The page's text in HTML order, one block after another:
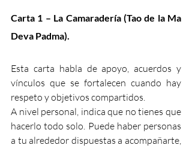
Carta 1 – La Camaradería (Tao de la Ma
Deva Padma).
Esta carta habla de apoyo, acuerdos y
vínculos que se fortalecen cuando hay
respeto y objetivos compartidos.
A nivel personal, indica que no tienes que
hacerlo todo solo. Puede haber personas
a tu alrededor dispuestas a acompañarte,